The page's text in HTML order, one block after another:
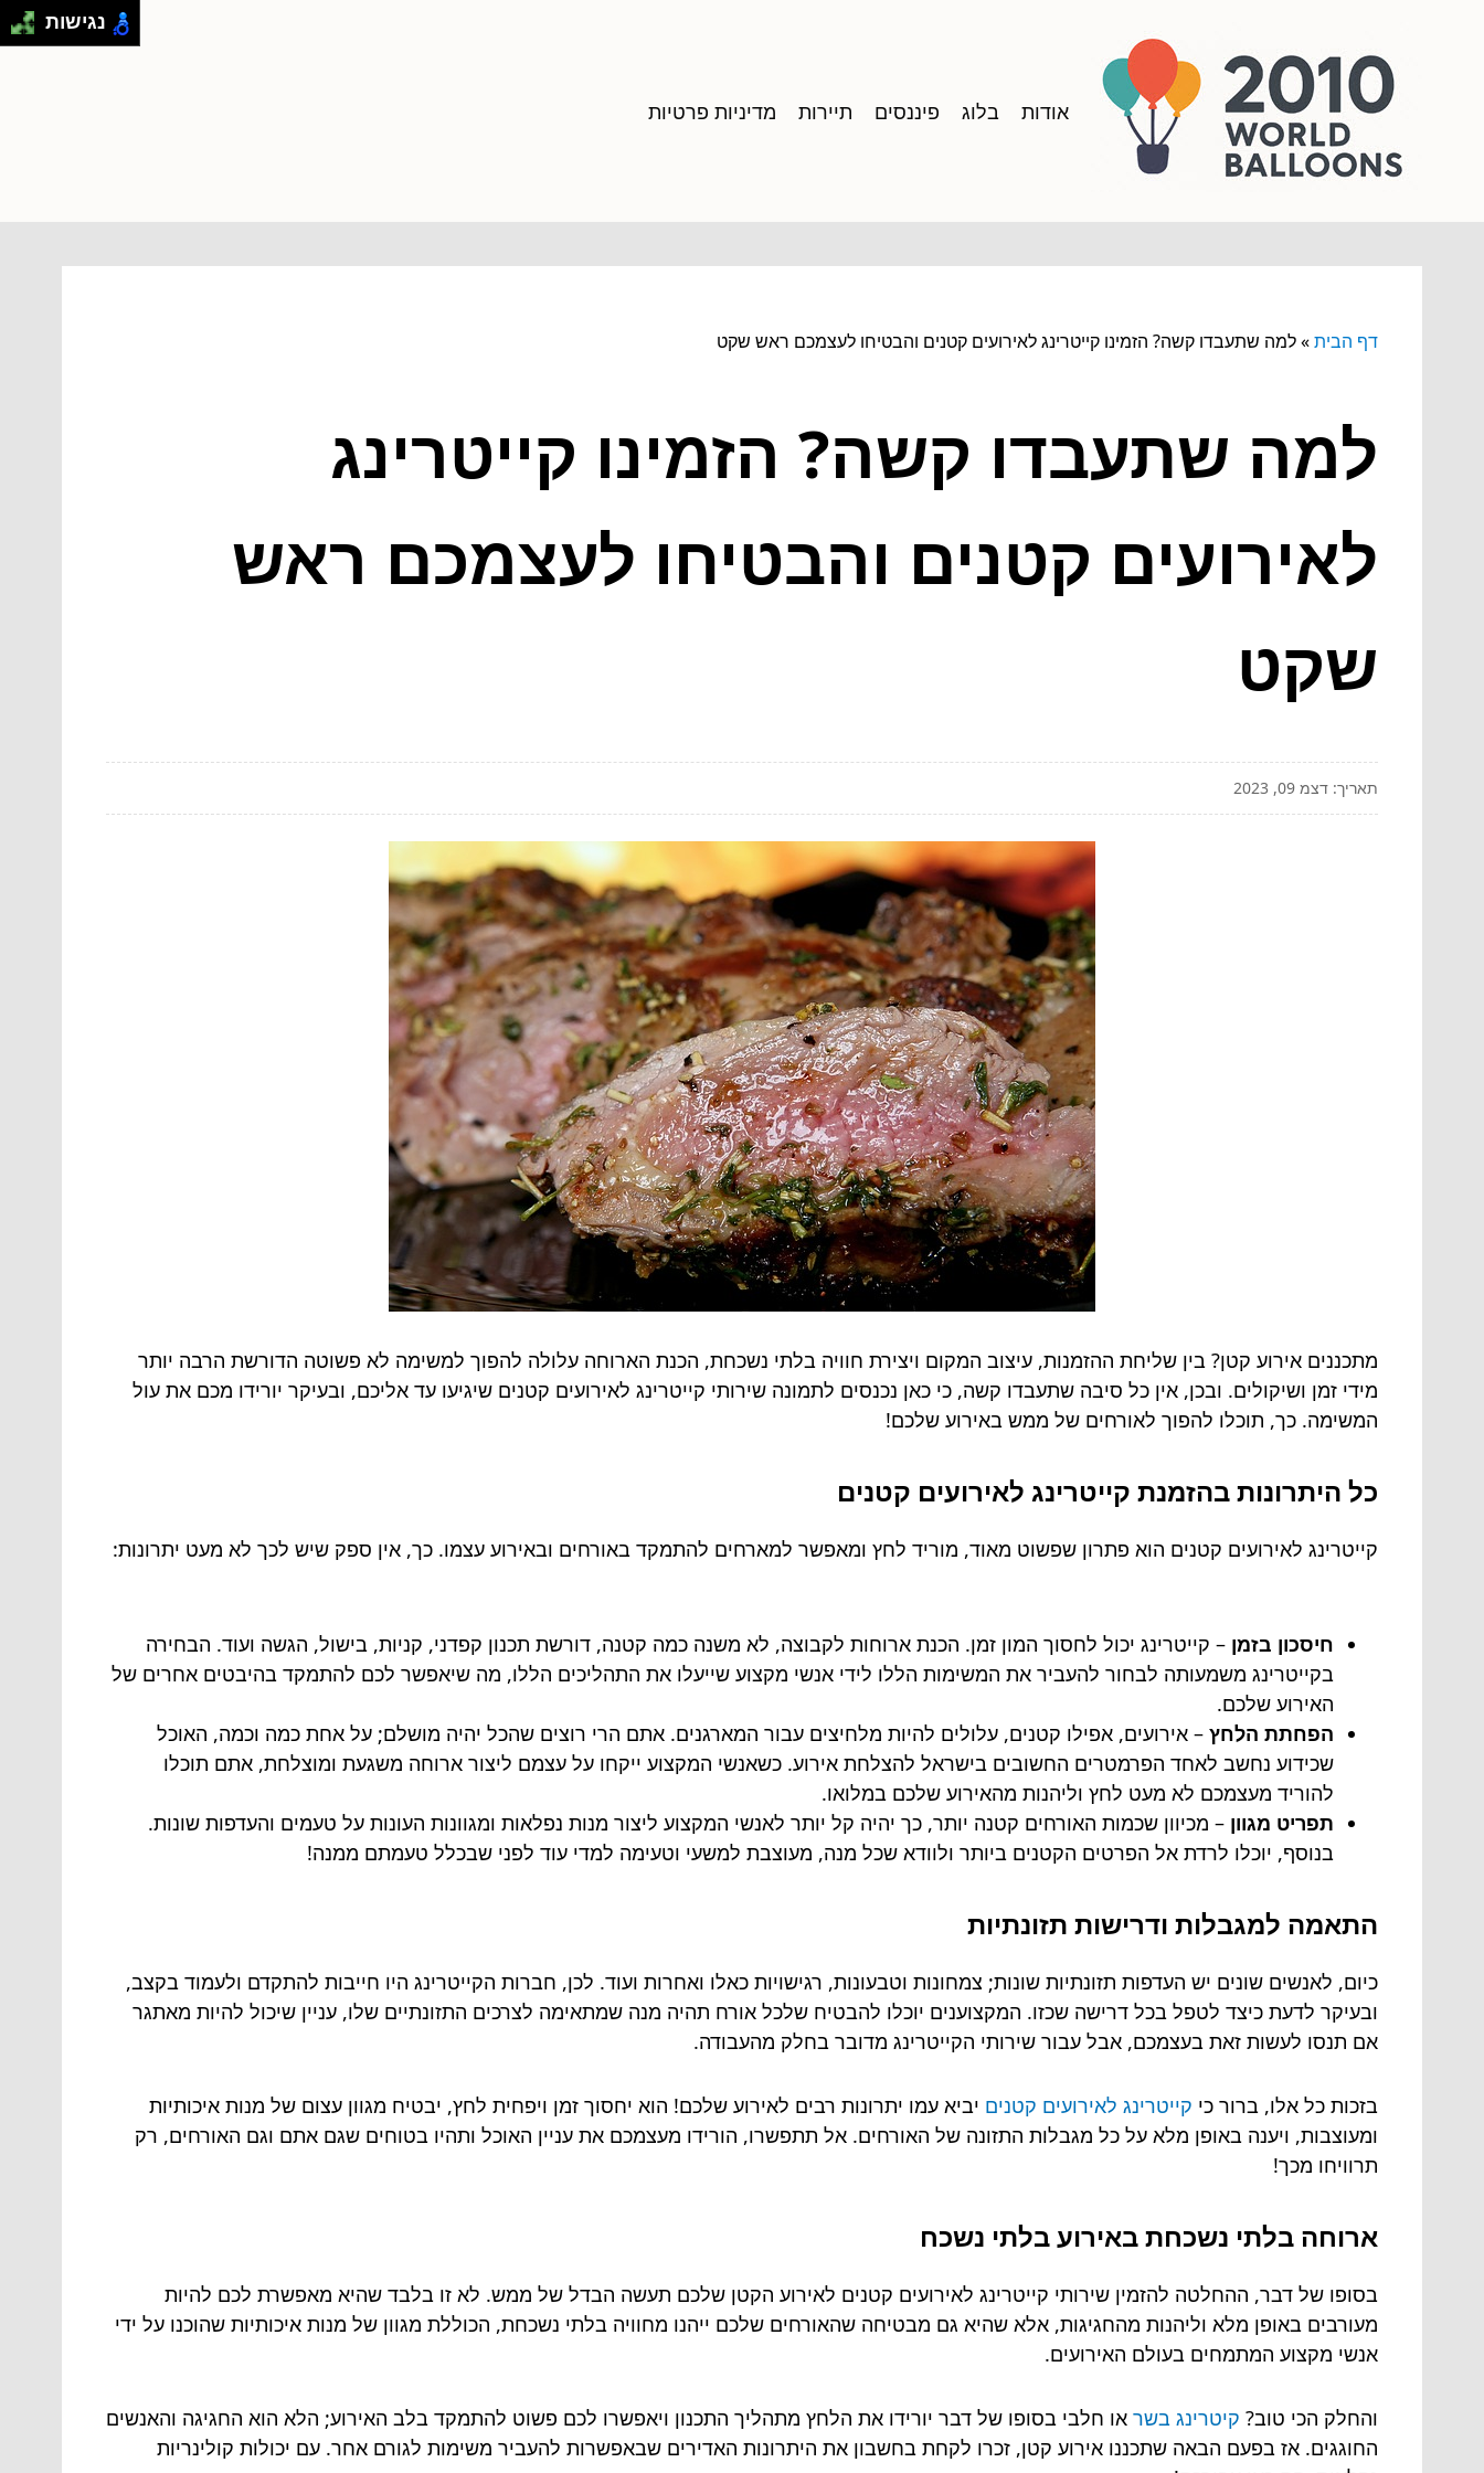
אודות בלוג פיננסים תיירות מדיניות פרטיות
דף הבית»למה שתעבדו קשה? הזמינו קייטרינג לאירועים קטנים והבטיחו לעצמכם ראש שקט
למה שתעבדו קשה? הזמינו קייטרינג
לאירועים קטנים והבטיחו לעצמכם ראש
שקט
תאריך: דצמ 09, 2023
מתכננים אירוע קטן? בין שליחת ההזמנות, עיצוב המקום ויצירת חוויה בלתי נשכחת, הכנת הארוחה עלולה להפוך למשימה לא פשוטה הדורשת הרבה יותר
מידי זמן ושיקולים. ובכן, אין כל סיבה שתעבדו קשה, כי כאן נכנסים לתמונה שירותי קייטרינג לאירועים קטנים שיגיעו עד אליכם, ובעיקר יורידו מכם את עול
המשימה. כך, תוכלו להפוך לאורחים של ממש באירוע שלכם!
כל היתרונות בהזמנת קייטרינג לאירועים קטנים
קייטרינג לאירועים קטנים הוא פתרון שפשוט מאוד, מוריד לחץ ומאפשר למארחים להתמקד באורחים ובאירוע עצמו. כך, אין ספק שיש לכך לא מעט יתרונות:
חיסכון בזמן – קייטרינג יכול לחסוך המון זמן. הכנת ארוחות לקבוצה, לא משנה כמה קטנה, דורשת תכנון קפדני, קניות, בישול, הגשה ועוד. הבחירה
בקייטרינג משמעותה לבחור להעביר את המשימות הללו לידי אנשי מקצוע שייעלו את התהליכים הללו, מה שיאפשר לכם להתמקד בהיבטים אחרים של
האירוע שלכם.
הפחתת הלחץ – אירועים, אפילו קטנים, עלולים להיות מלחיצים עבור המארגנים. אתם הרי רוצים שהכל יהיה מושלם; על אחת כמה וכמה, האוכל
שכידוע נחשב לאחד הפרמטרים החשובים בישראל להצלחת אירוע. כשאנשי המקצוע ייקחו על עצמם ליצור ארוחה משגעת ומוצלחת, אתם תוכלו
להוריד מעצמכם לא מעט לחץ וליהנות מהאירוע שלכם במלואו.
תפריט מגוון – מכיוון שכמות האורחים קטנה יותר, כך יהיה קל יותר לאנשי המקצוע ליצור מנות נפלאות ומגוונות העונות על טעמים והעדפות שונות.
בנוסף, יוכלו לרדת אל הפרטים הקטנים ביותר ולוודא שכל מנה, מעוצבת למשעי וטעימה למדי עוד לפני שבכלל טעמתם ממנה!
התאמה למגבלות ודרישות תזונתיות
כיום, לאנשים שונים יש העדפות תזונתיות שונות; צמחונות וטבעונות, רגישויות כאלו ואחרות ועוד. לכן, חברות הקייטרינג היו חייבות להתקדם ולעמוד בקצב,
ובעיקר לדעת כיצד לטפל בכל דרישה שכזו. המקצוענים יוכלו להבטיח שלכל אורח תהיה מנה שמתאימה לצרכים התזונתיים שלו, עניין שיכול להיות מאתגר
אם תנסו לעשות זאת בעצמכם, אבל עבור שירותי הקייטרינג מדובר בחלק מהעבודה.
בזכות כל אלו, ברור כי קייטרינג לאירועים קטנים יביא עמו יתרונות רבים לאירוע שלכם! הוא יחסוך זמן ויפחית לחץ, יבטיח מגוון עצום של מנות איכותיות
ומעוצבות, ויענה באופן מלא על כל מגבלות התזונה של האורחים. אל תתפשרו, הורידו מעצמכם את עניין האוכל ותהיו בטוחים שגם אתם וגם האורחים, רק
תרוויחו מכך!
ארוחה בלתי נשכחת באירוע בלתי נשכח
בסופו של דבר, ההחלטה להזמין שירותי קייטרינג לאירועים קטנים לאירוע הקטן שלכם תעשה הבדל של ממש. לא זו בלבד שהיא מאפשרת לכם להיות
מעורבים באופן מלא וליהנות מהחגיגות, אלא שהיא גם מבטיחה שהאורחים שלכם ייהנו מחוויה בלתי נשכחת, הכוללת מגוון של מנות איכותיות שהוכנו על ידי
אנשי מקצוע המתמחים בעולם האירועים.
והחלק הכי טוב? קיטרינג בשר או חלבי בסופו של דבר יורידו את הלחץ מתהליך התכנון ויאפשרו לכם פשוט להתמקד בלב האירוע; הלא הוא החגיגה והאנשים
החוגגים. אז בפעם הבאה שתכננו אירוע קטן, זכרו לקחת בחשבון את היתרונות האדירים שבאפשרות להעביר משימות לגורם אחר. עם יכולות קולינריות
נגישות